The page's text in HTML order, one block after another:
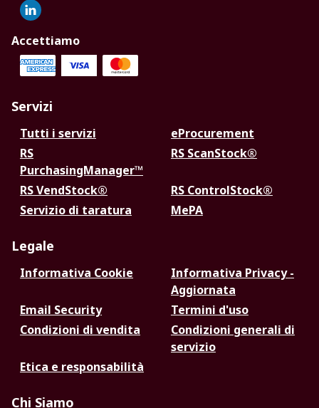
Accettiamo
Servizi
Tutti i servizi
eProcurement
RS
PurchasingManager™
RS ScanStock®
RS VendStock®
RS ControlStock®
Servizio di taratura
MePA
Legale
Informativa Cookie
Informativa Privacy -
Aggiornata
Email Security
Termini d'uso
Condizioni di vendita
Condizioni generali di
servizio
Etica e responsabilità
Chi Siamo